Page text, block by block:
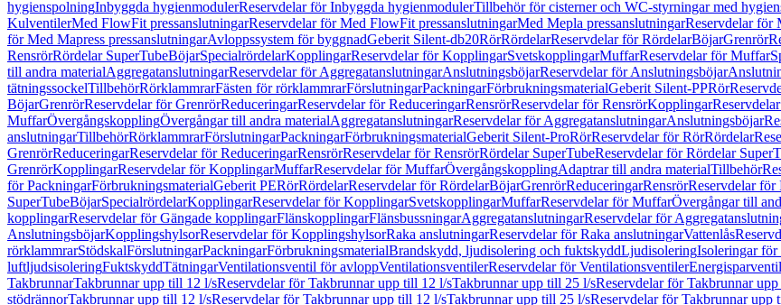
hygienspolningInbyggda hygienmodulerReservdelar för Inbyggda hygienmodulerTillbehör för cisterner och WC-styrningar med
KulventilerMed FlowFit pressanslutningarReservdelar för Med FlowFit pressanslutningarMed Mepla pressanslutningarReservdelar för
för Med Mapress pressanslutningarAvloppssystem för byggnadGeberit Silent-db20RörRördelarReservdelar för RördelarBöjarGrenrör
RensrörRördelar SuperTubeBöjarSpecialrördelarKopplingarReservdelar för KopplingarSvetskopplingarMuffarReservdelar för Muffar
till andra materialAggregatanslutningarReservdelar för AggregatanslutningarAnslutningsböjarReservdelar för Anslutningsböjar
tätningssockelTillbehörRörklammrarFästen för rörklammrarFörslutningarPackningarFörbrukningsmaterialGeberit Silent-PPRör
BöjarGrenrörReservdelar för GrenrörReduceringarReservdelar för ReduceringarRensrörReservdelar för RensrörKopplingar
MuffarÖvergångskopplingÖvergångar till andra materialAggregatanslutningarReservdelar för AggregatanslutningarAnslutningsböjar
anslutningarTillbehörRörklammrarFörslutningarPackningarFörbrukningsmaterialGeberit Silent-ProRörReservdelar för RörRördelar
GrenrörReduceringarReservdelar för ReduceringarRensrörReservdelar för RensrörRördelar SuperTubeReservdelar för Rördelar
GrenrörKopplingarReservdelar för KopplingarMuffarReservdelar för MuffarÖvergångskopplingAdaptrar till andra materialTillbehör
för PackningarFörbrukningsmaterialGeberit PERörRördelarReservdelar för RördelarBöjarGrenrörReduceringarRensrörReservdelar för
SuperTubeBöjarSpecialrördelarKopplingarReservdelar för KopplingarSvetskopplingarMuffarReservdelar för MuffarÖvergångar till
kopplingarReservdelar för Gängade kopplingarFlänskopplingarFlänsbussningarAggregatanslutningarReservdelar för
AnslutningsböjarKopplingshylsorReservdelar för KopplingshylsorRaka anslutningarReservdelar för Raka anslutningarVattenlås
rörklammrarStödskalFörslutningarPackningarFörbrukningsmaterialBrandskydd, ljudisolering och fuktskyddLjudisoleringIsoleringar
luftljudsisoleringFuktskyddTätningarVentilationsventil för avloppVentilationsventilerReservdelar för Ventilationsventiler
TakbrunnarTakbrunnar upp till 12 l/sReservdelar för Takbrunnar upp till 12 l/sTakbrunnar upp till 25 l/sReservdelar för Takbrunnar
stödrännorTakbrunnar upp till 12 l/sReservdelar för Takbrunnar upp till 12 l/sTakbrunnar upp till 25 l/sReservdelar för Takbrunnar upp